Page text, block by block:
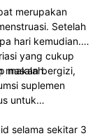
merupakan
Setelah
hari kemudian.
yang cukup
masalah.
makan bergizi,
suplemen
untuk
selama sekitar 3